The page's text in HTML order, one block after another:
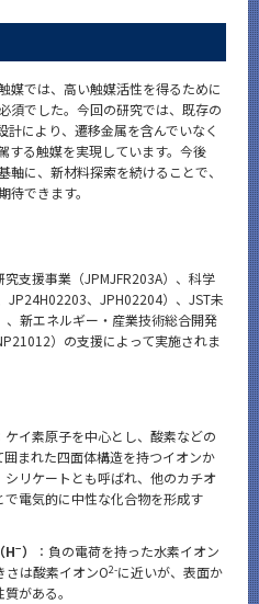
媒では、高い触媒活性を得るために
須でした。今回の研究では、既存の
により、遷移金属を含んでいなく
する触媒を実現しています。今後
に、新材料探索を続けることで、
できます。
支援事業（JPMJFR203A）、科学
JP24H02203、JPH02204）、JST未
、新エネルギー・産業技術総合開発
）の支援によって実施されま
ケイ素原子を中心とし、酸素などの
囲まれた四面体構造を持つイオンか
シリケートとも呼ばれ、他のカチオ
で電気的に中性な化合物を形成す
H−）
：負の電荷を持った水素イオン
さは酸素イオンO2-に近いが、表面か
がある。